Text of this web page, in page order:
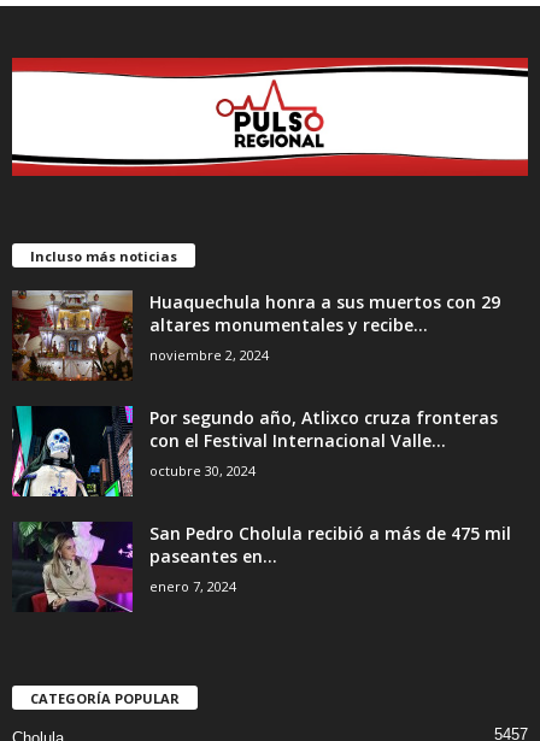
Incluso más noticias
Huaquechula honra a sus muertos con 29
altares monumentales y recibe...
noviembre 2, 2024
Por segundo año, Atlixco cruza fronteras
con el Festival Internacional Valle...
octubre 30, 2024
San Pedro Cholula recibió a más de 475 mil
paseantes en...
enero 7, 2024
CATEGORÍA POPULAR
5457